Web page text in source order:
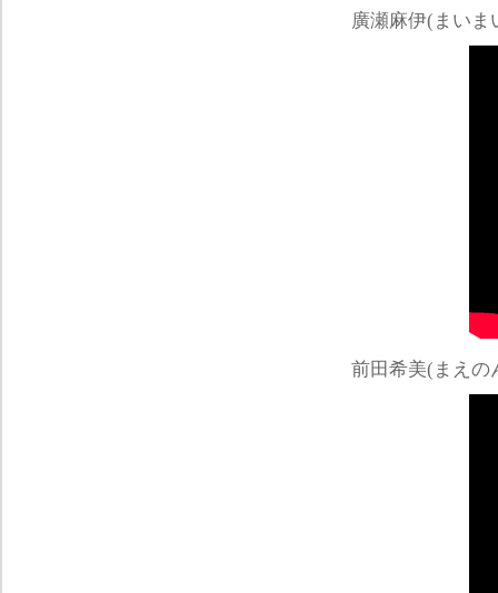
廣瀬麻伊(まいま
前田希美(まえの